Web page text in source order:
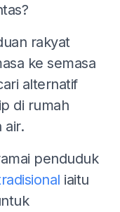
rakyat
ke semasa
alternatif
di rumah
air.
penduduk
iaitu